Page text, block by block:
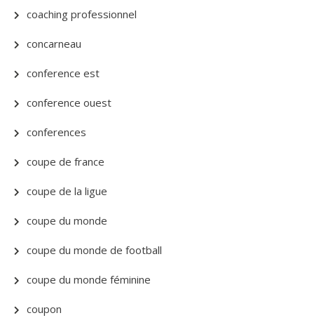
coaching professionnel
concarneau
conference est
conference ouest
conferences
coupe de france
coupe de la ligue
coupe du monde
coupe du monde de football
coupe du monde féminine
coupon